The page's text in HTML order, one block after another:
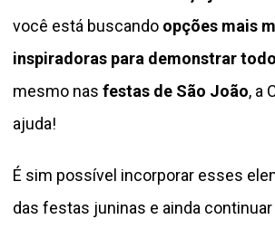
você está buscando opções mais
inspiradoras para demonstrar
mesmo nas festas de São João, a
ajuda!
É sim possível incorporar esses
das festas juninas e ainda